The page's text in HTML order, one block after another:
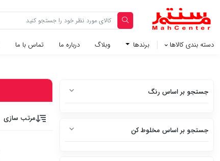
دسته بندی کالاها برندها وبلاگ‌ درباره ما تماس با ما
جستجو بر اساس رنگ
سفید متالیک
جستجو بر اساس مخلوط کن
مرتب سازی